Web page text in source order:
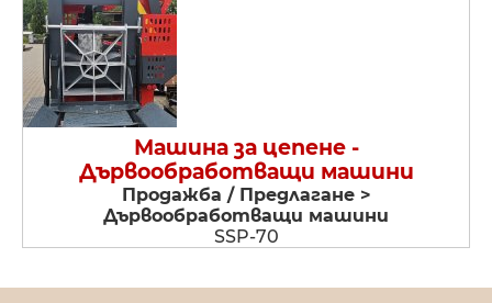
Машина за цепене -
Дървообработващи машини
Продажба / Предлагане >
Дървообработващи машини
SSP-70